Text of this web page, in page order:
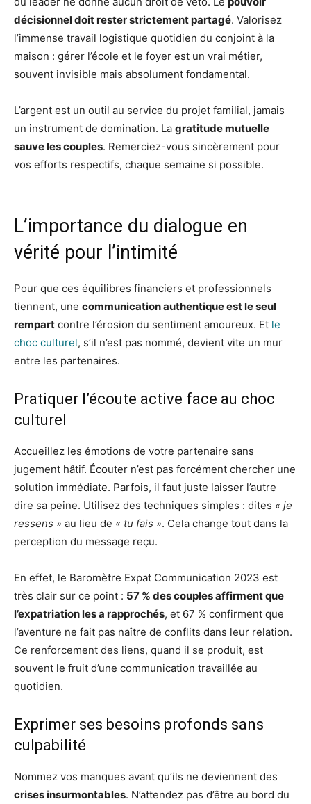
décisionnel doit rester strictement partagé. Valorisez
l’immense travail logistique quotidien du conjoint à la
maison : gérer l’école et le foyer est un vrai métier,
souvent invisible mais absolument fondamental.
L’argent est un outil au service du projet familial, jamais
un instrument de domination. La gratitude mutuelle
sauve les couples. Remerciez-vous sincèrement pour
vos efforts respectifs, chaque semaine si possible.
L’importance du dialogue en
vérité pour l’intimité
Pour que ces équilibres financiers et professionnels
tiennent, une communication authentique est le seul
rempart contre l’érosion du sentiment amoureux. Et le
choc culturel, s’il n’est pas nommé, devient vite un mur
entre les partenaires.
Pratiquer l’écoute active face au choc
culturel
Accueillez les émotions de votre partenaire sans
jugement hâtif. Écouter n’est pas forcément chercher une
solution immédiate. Parfois, il faut juste laisser l’autre
dire sa peine. Utilisez des techniques simples : dites « je
ressens » au lieu de « tu fais ». Cela change tout dans la
perception du message reçu.
En effet, le Baromètre Expat Communication 2023 est
très clair sur ce point : 57 % des couples affirment que
l’expatriation les a rapprochés, et 67 % confirment que
l’aventure ne fait pas naître de conflits dans leur relation.
Ce renforcement des liens, quand il se produit, est
souvent le fruit d’une communication travaillée au
quotidien.
Exprimer ses besoins profonds sans
culpabilité
Nommez vos manques avant qu’ils ne deviennent des
crises insurmontables. N’attendez pas d’être au bord du